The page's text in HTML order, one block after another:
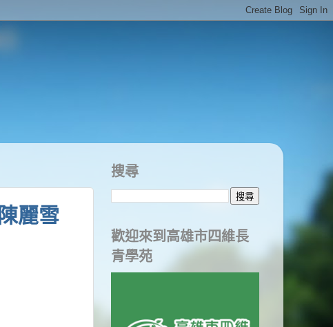
麗雪
搜尋
歡迎來到高雄市四維長
青學苑